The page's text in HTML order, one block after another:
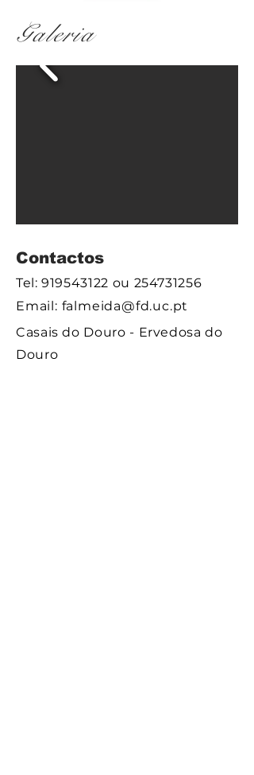
Galeria
Contactos
Tel:919543122 ou 254731256
Email: falmeida@fd.uc.pt
Casais do Douro - Ervedosa do
Douro